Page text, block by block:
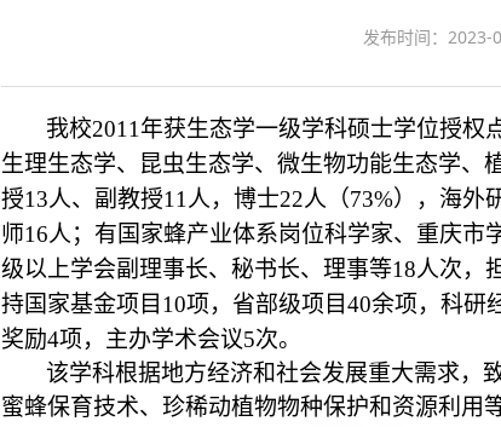
发布时间：2023-
我校2011 年获生态学一级学科硕士学位授权
生理生态学、昆虫生态学、微生物功能生态学、
授13人、副教授11 人，博士22人（73%），海外
师16人；有国家蜂产业体系岗位科学家、重庆市
级以上学会副理事长、秘书长、理事等18人次，
持国家基金项目 10项，省部级项目40余项，科研
奖励4项，主办学术会议5次。
该学科根据地方经济和社会发展重大需求，
蜜蜂保育技术、珍稀动植物物种保护和资源利用